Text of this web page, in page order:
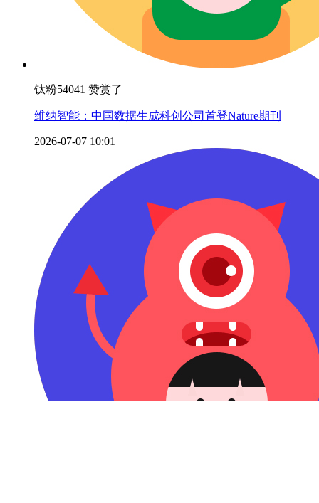
钛粉54041 赞赏了
维纳智能：中国数据生成科创公司首登Nature期刊
2026-07-07 10:01